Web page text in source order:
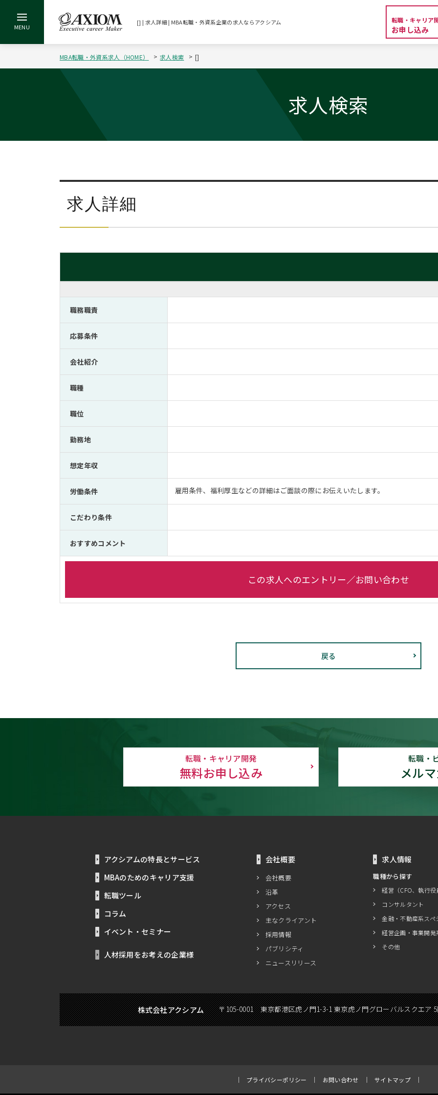
[] | 求人詳細 | MBA転職・外資系企業の求人ならアクシアム 転職・キャリア
お申し込み
MBA転職・外資系求人（HOME） 求人検索 []
求人検索
求人詳細
職務職責
応募条件
会社紹介
職種
職位
勤務地
想定年収
労働条件 雇用条件、福利厚生などの詳細はご面談の際にお伝えいたします。
こだわり条件
おすすめコメント
この求人へのエントリー／お問い合わせ
戻る
転職・キャリア開発
無料お申し込み
転職・
メル
アクシアムの特長とサービス
MBAのためのキャリア支援
転職ツール
コラム
イベント・セミナー
人材採用をお考えの企業様
会社概要
会社概要
沿革
アクセス
主なクライアント
採用情報
パブリシティ
ニュースリリース
求人情報
職種から探す
経営（CFO、執行役
コンサルタント
金融・不動産系スペ
経営企画・事業開発
その他
株式会社アクシアム 〒105-0001 東京都港区虎ノ門1-3-1 東京虎ノ門グローバルスクエア
プライバシーポリシー お問い合わせ サイトマップ